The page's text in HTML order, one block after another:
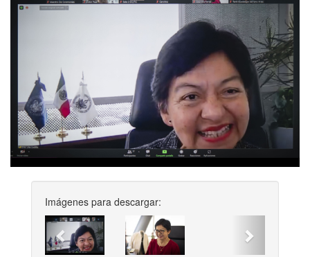
Imágenes para descargar:
Previous